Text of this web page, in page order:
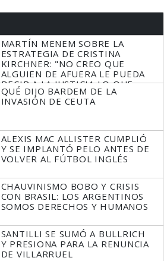
MARTÍN MENEM SOBRE LA
ESTRATEGIA DE CRISTINA
KIRCHNER: "NO CREO QUE
ALGUIEN DE AFUERA LE PUEDA
DECIR A LA JUSTICIA LO QUE
TIENE QUE HACER"
QUÉ DIJO BARDEM DE LA
INVASIÓN DE CEUTA
ALEXIS MAC ALLISTER CUMPLIÓ
Y SE IMPLANTÓ PELO ANTES DE
VOLVER AL FÚTBOL INGLÉS
CHAUVINISMO BOBO Y CRISIS
CON BRASIL: LOS ARGENTINOS
SOMOS DERECHOS Y HUMANOS
SANTILLI SE SUMÓ A BULLRICH
Y PRESIONA PARA LA RENUNCIA
DE VILLARRUEL